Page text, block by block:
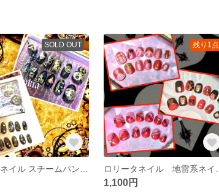
SOLD OUT 残り1点
1,100円